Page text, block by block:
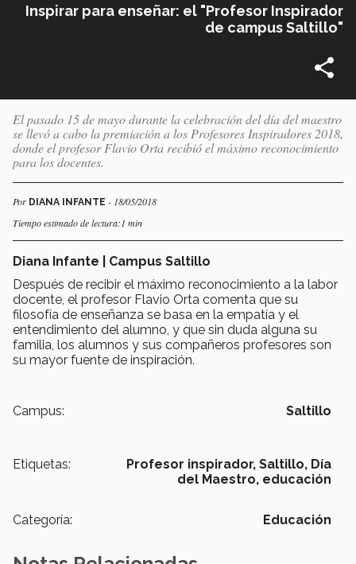
Inspirar para enseñar: el "Profesor Inspirador
de campus Saltillo"
El pasado 15 de mayo durante la celebración del día del maestro
se llevó a cabo la premiación a los Profesores Inspiradores 2018,
donde el profesor Flavio Orta recibió el máximo reconocimiento
para los docentes.
Por DIANA INFANTE - 18/05/2018
Tiempo estimado de lectura:1 min
Diana Infante | Campus Saltillo
Después de recibir el máximo reconocimiento a la labor
docente, el profesor Flavio Orta comenta que su
filosofía de enseñanza se basa en la empatía y el
entendimiento del alumno, y que sin duda alguna su
familia, los alumnos y sus compañeros profesores son
su mayor fuente de inspiración.
Campus: Saltillo
Etiquetas: Profesor inspirador, Saltillo, Día
del Maestro, educación
Categoría: Educación